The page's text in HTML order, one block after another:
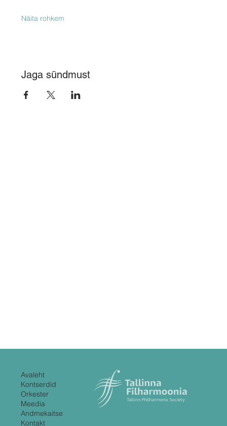
Näita rohkem
Jaga sündmust
Avaleht
Kontserdid
Orkester
Meedia
Andmekaitse
Kontakt